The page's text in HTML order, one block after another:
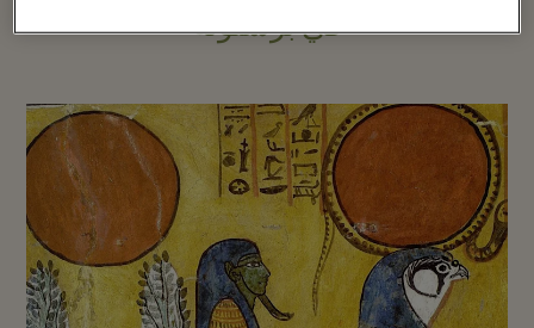
في برشلونة